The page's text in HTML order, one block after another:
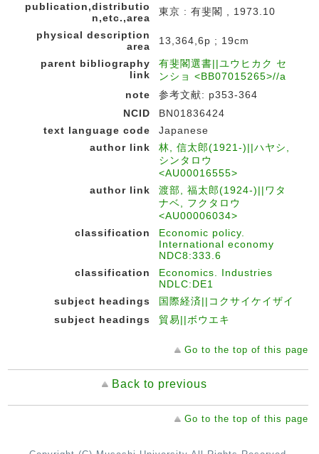
publication,distributio
n,etc.,area
東京 : 有斐閣 , 1973.10
physical description
area
13,364,6p ; 19cm
parent bibliography
link
有斐閣選書||ユウヒカク セ
ンショ <BB07015265>//a
note
参考文献: p353-364
NCID
BN01836424
text language code
Japanese
author link
林, 信太郎(1921-)||ハヤシ,
シンタロウ
<AU00016555>
author link
渡部, 福太郎(1924-)||ワタ
ナベ, フクタロウ
<AU00006034>
classification
Economic policy.
International economy
NDC8:333.6
classification
Economics. Industries
NDLC:DE1
subject headings
国際経済||コクサイケイザイ
subject headings
貿易||ボウエキ
Go to the top of this page
Back to previous
Go to the top of this page